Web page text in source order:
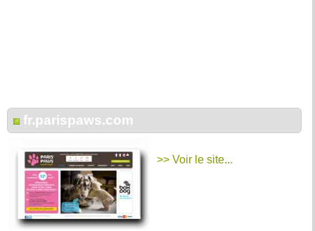
fr.parispaws.com
>> Voir le site...